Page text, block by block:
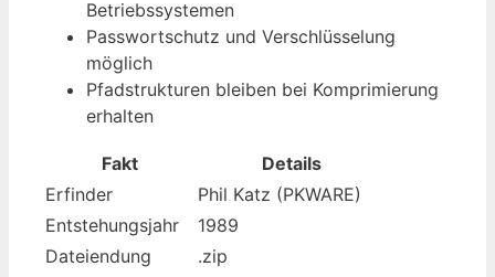
Betriebssystemen
Passwortschutz und Verschlüsselung
möglich
Pfadstrukturen bleiben bei Komprimierung
erhalten
Fakt
Details
Erfinder
Phil Katz (PKWARE)
Entstehungsjahr
1989
Dateiendung
.zip